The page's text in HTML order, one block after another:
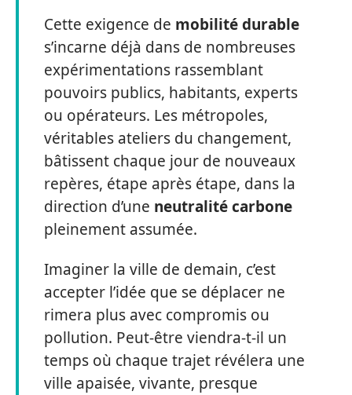
Cette exigence de mobilité durable
s’incarne déjà dans de nombreuses
expérimentations rassemblant
pouvoirs publics, habitants, experts
ou opérateurs. Les métropoles,
véritables ateliers du changement,
bâtissent chaque jour de nouveaux
repères, étape après étape, dans la
direction d’une neutralité carbone
pleinement assumée.
Imaginer la ville de demain, c’est
accepter l’idée que se déplacer ne
rimera plus avec compromis ou
pollution. Peut-être viendra-t-il un
temps où chaque trajet révélera une
ville apaisée, vivante, presque